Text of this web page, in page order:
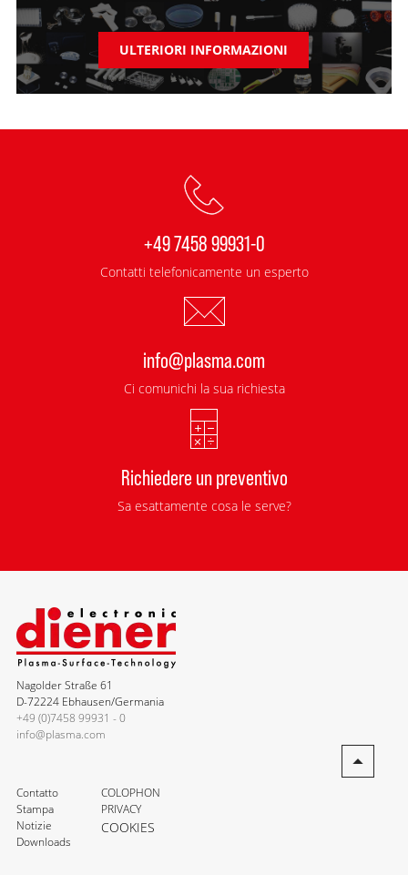
ULTERIORI INFORMAZIONI
+49 7458 99931-0
Contatti telefonicamente un esperto
info@plasma.com
Ci comunichi la sua richiesta
Richiedere un preventivo
Sa esattamente cosa le serve?
Nagolder Straße 61
D-72224 Ebhausen/Germania
+49 (0)7458 99931 - 0
info@plasma.com
Contatto
Stampa
Notizie
Downloads
COLOPHON
PRIVACY
COOKIES